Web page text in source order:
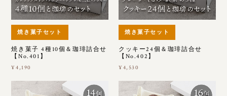
焼き菓子セット
焼き菓子 4種10個＆珈琲詰合せ
【No.401】
¥4,190
焼き菓子セット
クッキー24個＆珈琲詰合せ
【No.402】
¥4,530